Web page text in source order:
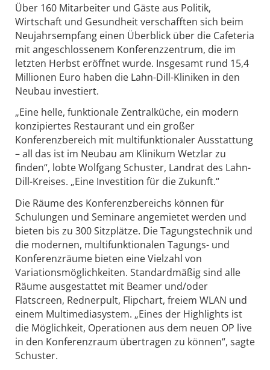
Über 160 Mitarbeiter und Gäste aus Politik,
Wirtschaft und Gesundheit verschafften sich beim
Neujahrsempfang einen Überblick über die Cafeteria
mit angeschlossenem Konferenzzentrum, die im
letzten Herbst eröffnet wurde. Insgesamt rund 15,4
Millionen Euro haben die Lahn-Dill-Kliniken in den
Neubau investiert.
„Eine helle, funktionale Zentralküche, ein modern
konzipiertes Restaurant und ein großer
Konferenzbereich mit multifunktionaler Ausstattung
– all das ist im Neubau am Klinikum Wetzlar zu
finden“, lobte Wolfgang Schuster, Landrat des Lahn-
Dill-Kreises. „Eine Investition für die Zukunft.“
Die Räume des Konferenzbereichs können für
Schulungen und Seminare angemietet werden und
bieten bis zu 300 Sitzplätze. Die Tagungstechnik und
die modernen, multifunktionalen Tagungs- und
Konferenzräume bieten eine Vielzahl von
Variationsmöglichkeiten. Standardmäßig sind alle
Räume ausgestattet mit Beamer und/oder
Flatscreen, Rednerpult, Flipchart, freiem WLAN und
einem Multimediasystem. „Eines der Highlights ist
die Möglichkeit, Operationen aus dem neuen OP live
in den Konferenzraum übertragen zu können“, sagte
Schuster.